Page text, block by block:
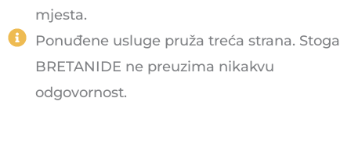
mjesta.
Ponuđene usluge pruža treća strana. Stoga
BRETANIDE ne preuzima nikakvu
odgovornost.